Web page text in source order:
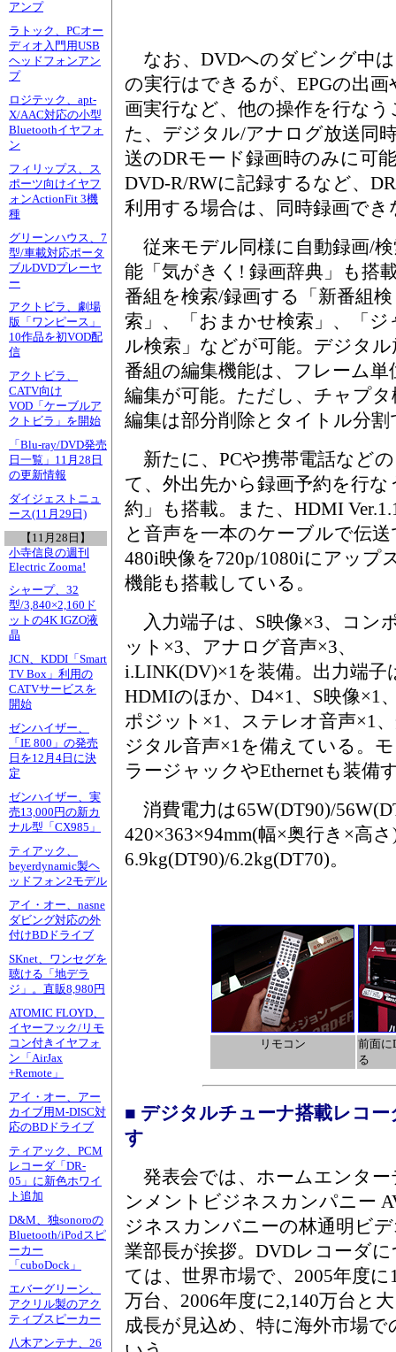
アンプ
ラトック、PCオー
ディオ入門用USB
ヘッドフォンアン
プ
ロジテック、apt-
X/AAC対応の小型
Bluetoothイヤフォ
ン
フィリップス、ス
ポーツ向けイヤフ
ォンActionFit 3機
種
グリーンハウス、7
型/車載対応ポータ
ブルDVDプレーヤ
ー
アクトビラ、劇場
版「ワンピース」
10作品を初VOD配
信
アクトビラ、
CATV向け
VOD「ケーブルア
クトビラ」を開始
「Blu-ray/DVD発売
日一覧」11月28日
の更新情報
ダイジェストニュ
ース(11月29日)
【11月28日】
小寺信良の週刊
Electric Zooma!
シャープ、32
型/3,840×2,160ド
ットの4K IGZO液
晶
JCN、KDDI「Smart
TV Box」利用の
CATVサービスを
開始
ゼンハイザー、
「IE 800」の発売
日を12月4日に決
定
ゼンハイザー、実
売13,000円の新カ
ナル型「CX985」
ティアック、
beyerdynamic製ヘ
ッドフォン2モデル
アイ・オー、nasne
ダビング対応の外
付けBDドライブ
SKnet、ワンセグを
聴ける「地デラ
ジ」。直販8,980円
ATOMIC FLOYD、
イヤーフック/リモ
コン付きイヤフォ
ン「AirJax
+Remote」
アイ・オー、アー
カイブ用M-DISC対
応のBDドライブ
ティアック、PCM
レコーダ「DR-
05」に新色ホワイ
ト追加
D&M、独sonoroの
Bluetooth/iPodスピ
ーカー
「cuboDock」
エバーグリーン、
アクリル製のアク
ティブスピーカー
八木アンテナ、26
なお、DVDへのダビング中
の実行はできるが、EPGの出
画実行など、他の操作を行な
た、デジタル/アナログ放送同
送のDRモード録画時のみに可
DVD-R/RWに記録するなど、
利用する場合は、同時録画でき
従来モデル同様に自動録画/
能「気がきく! 録画辞典」も搭
番組を検索/録画する「新番組検
索」、「おまかせ検索」、「ジ
ル検索」などが可能。デジタル
番組の編集機能は、フレーム単
編集が可能。ただし、チャプ
編集は部分削除とタイトル分
新たに、PCや携帯電話など
て、外出先から録画予約を行な
約」も搭載。また、HDMI
と音声を一本のケーブルで伝
480i映像を720p/1080iにアップ
機能も搭載している。
入力端子は、S映像×3、コン
ット×3、アナログ音声×3、
i.LINK(DV)×1を装備。出力端子
HDMIのほか、D4×1、S映像×1
ポジット×1、ステレオ音声×1
ジタル音声×1を備えている。
ラージャックやEthernetも装備
消費電力は65W(DT90)/
420×363×94mm(幅×奥行き×高
6.9kg(DT90)/6.2kg(DT70)。
リモコン
前面に
る
■ デジタルチューナ搭載レコ
す
発表会では、ホームエンター
ンメントビジネスカンパニー
ジネスカンバニーの林通明ビ
業部長が挨拶。DVDレコーダ
ては、世界市場で、2005年度に
万台、2006年度に2,140万台と
成長が見込め、特に海外市場